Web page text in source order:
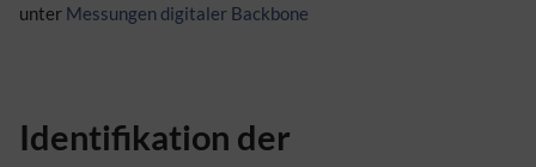
unter Messungen digitaler Backbone
Identifikation der